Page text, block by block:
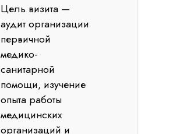
Цель визита —
аудит организации
первичной
медико-
санитарной
помощи, изучение
опыта работы
медицинских
организаций и